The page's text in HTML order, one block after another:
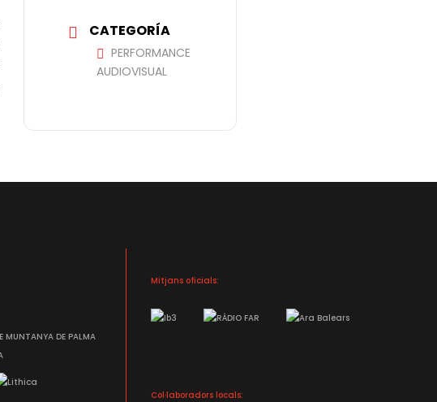
CATEGORÍA
PERFORMANCE
AUDIOVISUAL
Mitjans oficials:
Col·laboradors locals: